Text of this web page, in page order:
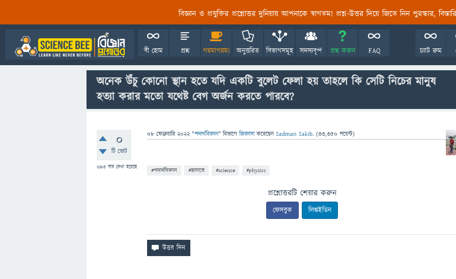
বিজ্ঞান ও প্রযুক্তির প্রশ্নোত্তর দুনিয়ায় আপনাকে স্বাগতম! প্রশ্ন-উত্তর দিয়ে জিতে নিন পুরস্কার,
বী হোম প্রশ্ন গরমাগরম! অনুত্তরিত বিভাগসমূহ সদস্যবৃন্দ প্রশ্ন করুন FAQ চ্যাট রুম
অনেক উঁচু কোনো স্থান হতে যদি একটি বুলেট ফেলা হয় তাহলে কি সেটি নিচের মানুষ
হত্যা করার মতো যথেষ্ট বেগ অর্জন করতে পারবে?
0
টি ভোট
693 বার দেখা হয়েছে
08 ফেব্রুয়ারি 2022 "পদার্থবিজ্ঞান" বিভাগে জিজ্ঞাসাকরেছেনSadman Sakib. (33,350 পয়েন্ট)
#পদার্থবিজ্ঞান #জানতে #science #physics
প্রশ্নোত্তরটি শেয়ার করুন
ফেসবুক লিঙ্কইডিন